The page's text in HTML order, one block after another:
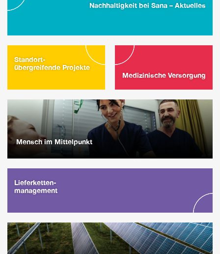
Nachhaltigkeit bei Sana – Aktuelles
Standort-
übergreifende Projekte
Medizinische Versorgung
Mensch im Mittelpunkt
Lieferketten-
management